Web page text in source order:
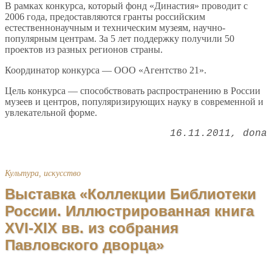
В рамках конкурса, который фонд «Династия» проводит с
2006 года, предоставляются гранты российским
естественнонаучным и техническим музеям, научно-
популярным центрам. За 5 лет поддержку получили 50
проектов из разных регионов страны.
Координатор конкурса — ООО «Агентство 21».
Цель конкурса — способствовать распространению в России
музеев и центров, популяризирующих науку в современной и
увлекательной форме.
16.11.2011 dona
Культура, искусство
Выставка «Коллекции Библиотеки
России. Иллюстрированная книга
XVI-XIX вв. из собрания
Павловского дворца»